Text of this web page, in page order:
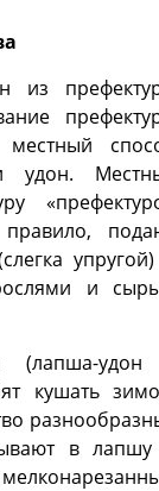
из
удон.
и
(лапша-
кушать
в